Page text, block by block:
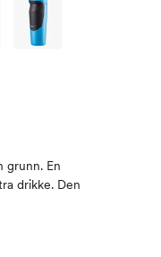
grunn. En
drikke. Den